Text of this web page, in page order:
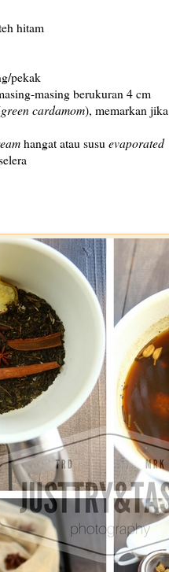
hitam
pekak
masing berukuran 4 cm
green cardamom), memarkan
hangat atau susu evaporated